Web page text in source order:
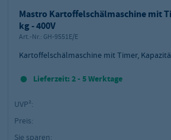
Mastro Kartoffelschälmaschine mit
kg - 400V
Art.-Nr.: GH-9551E/E
Kartoffelschälmaschine mit Timer,
Lieferzeit: 2 - 5 Werktage
UVP²:
Preis:
Sie sparen: